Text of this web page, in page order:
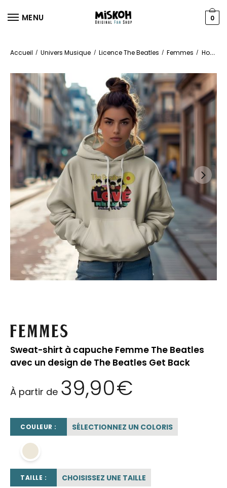
MENU 0
Accueil / Univers Musique / Licence The Beatles / Femmes / Hoodies
Femmes
Sweat-shirt à capuche Femme The Beatles
avec un design de The Beatles Get Back
À partir de 39,90€
COULEUR : SÉLECTIONNEZ UN COLORIS
TAILLE : CHOISISSEZ UNE TAILLE